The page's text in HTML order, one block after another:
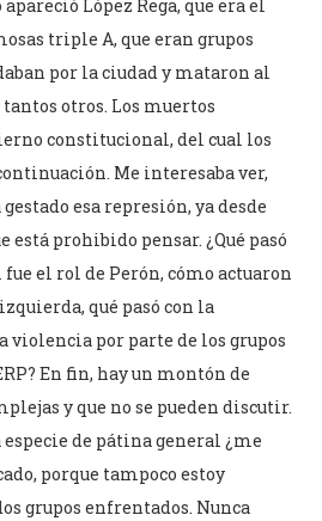
López Rega, que era el
triple A, que eran grupos
por la ciudad y mataron al
tantos otros. Los muertos
constitucional, del cual los
Me interesaba ver,
esa represión, ya desde
está prohibido pensar. ¿Qué pasó
el rol de Perón, cómo actuaron
qué pasó con la
violencia por parte de los grupos
En fin, hay un montón de
y que no se pueden discutir.
de pátina general ¿me
porque tampoco estoy
grupos enfrentados. Nunca